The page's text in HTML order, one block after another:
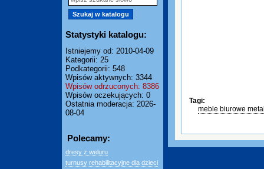
Statystyki katalogu:
Istniejemy od: 2010-04-09
Kategorii: 25
Podkategorii: 548
Wpisów aktywnych: 3344
Wpisów odrzuconych: 8386
Wpisów oczekujących: 0
Ostatnia moderacja: 2026-
08-04
Polecamy:
dresy z weluru
turnusy rehabilitacyjne dla dzieci
Tagi:
meble biurowe